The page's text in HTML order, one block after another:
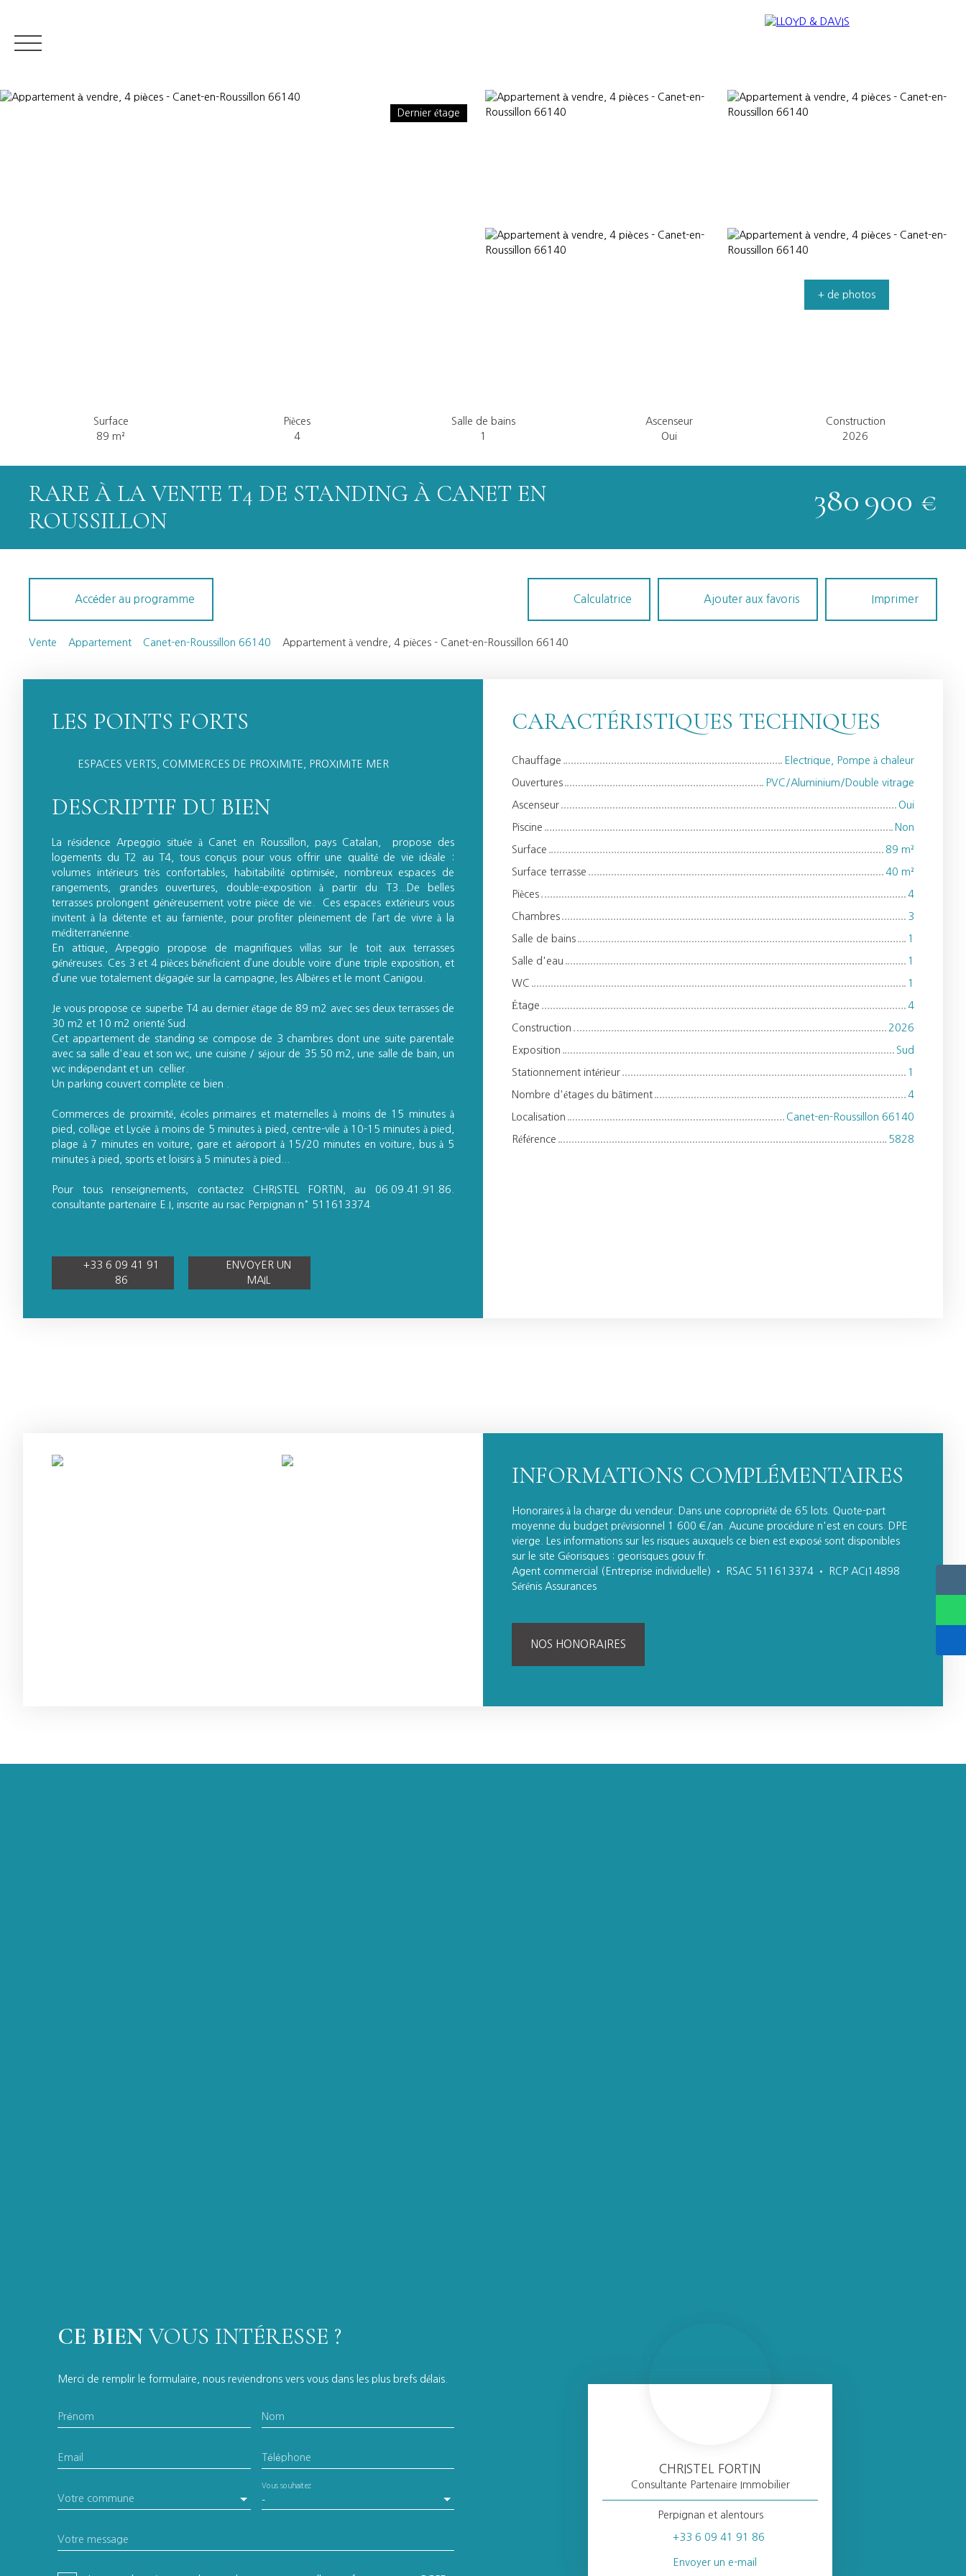
Dernier étage
+ de photos
Surface
89 m²
Pièces
4
Salle de bains
1
Ascenseur
Oui
Construction
2026
RARE À LA VENTE T4 DE STANDING À CANET EN
ROUSSILLON
380 900 €
Accéder au programme Calculatrice Ajouter aux favoris Imprimer
Vente Appartement Canet-en-Roussillon 66140 Appartement à vendre, 4 pièces - Canet-en-Roussillon 66140
LES POINTS FORTS
ESPACES VERTS, COMMERCES DE PROXIMITE, PROXIMITE MER
DESCRIPTIF DU BIEN
La résidence Arpeggio située à Canet en Roussillon, pays Catalan, propose des
logements du T2 au T4, tous conçus pour vous offrir une qualité de vie idéale :
volumes intérieurs très confortables, habitabilité optimisée, nombreux espaces de
rangements, grandes ouvertures, double-exposition à partir du T3...De belles
terrasses prolongent généreusement votre pièce de vie. Ces espaces extérieurs vous
invitent à la détente et au farniente, pour profiter pleinement de l’art de vivre à la
méditerranéenne.
En attique, Arpeggio propose de magnifiques villas sur le toit aux terrasses
généreuses. Ces 3 et 4 pièces bénéficient d’une double voire d’une triple exposition, et
d’une vue totalement dégagée sur la campagne, les Albères et le mont Canigou.
Je vous propose ce superbe T4 au dernier étage de 89 m2 avec ses deux terrasses de
30 m2 et 10 m2 orienté Sud.
Cet appartement de standing se compose de 3 chambres dont une suite parentale
avec sa salle d'eau et son wc, une cuisine / séjour de 35.50 m2, une salle de bain, un
wc indépendant et un cellier.
Un parking couvert complète ce bien .
Commerces de proximité, écoles primaires et maternelles à moins de 15 minutes à
pied, collège et Lycée à moins de 5 minutes à pied, centre-vile à 10-15 minutes à pied,
plage à 7 minutes en voiture, gare et aéroport à 15/20 minutes en voiture, bus à 5
minutes à pied, sports et loisirs à 5 minutes à pied...
Pour tous renseignements, contactez CHRISTEL FORTIN, au 06.09.41.91.86.
consultante partenaire E.I, inscrite au rsac Perpignan n° 511613374
+33 6 09 41 91
86
ENVOYER UN
MAIL
CARACTÉRISTIQUES TECHNIQUES
Chauffage Electrique, Pompe à chaleur
Ouvertures PVC/Aluminium/Double vitrage
Ascenseur Oui
Piscine Non
Surface 89 m²
Surface terrasse 40 m²
Pièces 4
Chambres 3
Salle de bains 1
Salle d'eau 1
WC 1
Étage 4
Construction 2026
Exposition Sud
Stationnement intérieur 1
Nombre d'étages du bâtiment 4
Localisation Canet-en-Roussillon 66140
Référence 5828
INFORMATIONS COMPLÉMENTAIRES
Honoraires à la charge du vendeur. Dans une copropriété de 65 lots. Quote-part
moyenne du budget prévisionnel 1 600 €/an. Aucune procédure n'est en cours. DPE
vierge. Les informations sur les risques auxquels ce bien est exposé sont disponibles
sur le site Géorisques : georisques.gouv.fr.
Agent commercial (Entreprise individuelle) • RSAC 511613374 • RCP ACI14898
Sérénis Assurances
NOS HONORAIRES
CE BIEN VOUS INTÉRESSE ?
Merci de remplir le formulaire, nous reviendrons vers vous dans les plus brefs délais.
Prénom Nom
Email Téléphone
Votre commune -
Vous souhaitez
Votre message
CHRISTEL FORTIN
Consultante Partenaire Immobilier
Perpignan et alentours
+33 6 09 41 91 86
Envoyer un e-mail